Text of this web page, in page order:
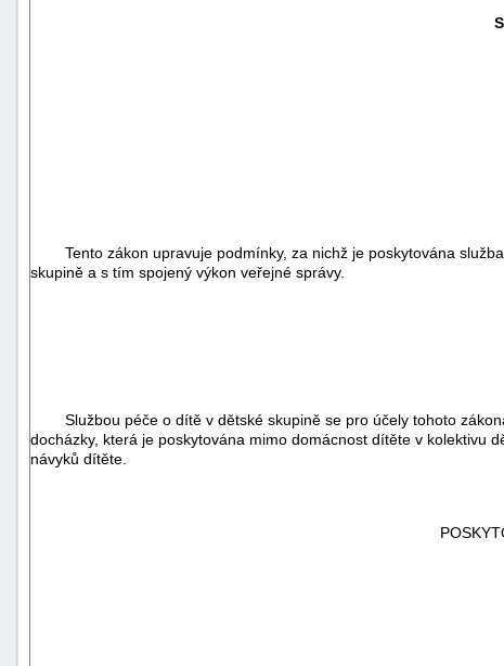
Tento zákon upravuje podmínky, za nichž je poskytována
skupině a s tím spojený výkon veřejné správy.
Službou péče o dítě v dětské skupině se pro účely tohoto
docházky, která je poskytována mimo domácnost dítěte v kolektivu
návyků dítěte.